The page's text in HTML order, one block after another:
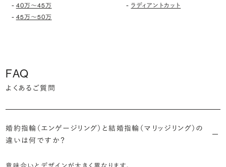
- 40万〜45万
- 45万〜50万
- ラディアントカット
FAQ
よくあるご質問
婚約指輪（エンゲージリング）と結婚指輪（マリッジリング）の
違いは何ですか？